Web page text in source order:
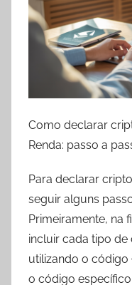
Como declarar
Renda: passo a
Para declarar
seguir alguns
Primeiramente, na
incluir cada tipo
utilizando o código
o código